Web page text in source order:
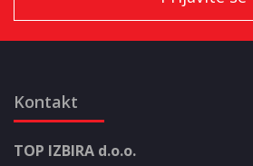
Kontakt
TOP IZBIRA d.o.o.